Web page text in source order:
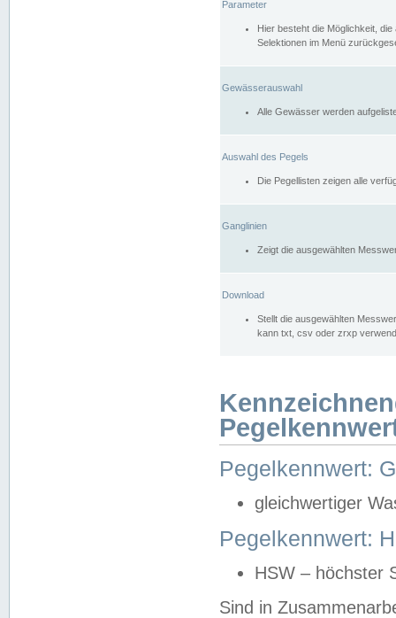
Parameter
Hier besteht die Möglichkeit,
Selektionen im Menü
Gewässerauswahl
Alle Gewässer werden
Auswahl des Pegels
Die Pegellisten zeigen alle
Ganglinien
Zeigt die ausgewählten
Download
Stellt die ausgewählten
kann txt, csv oder zrxp
Pegelkennwert:
gleichwertiger
Pegelkennwert:
HSW – höchster
Sind in